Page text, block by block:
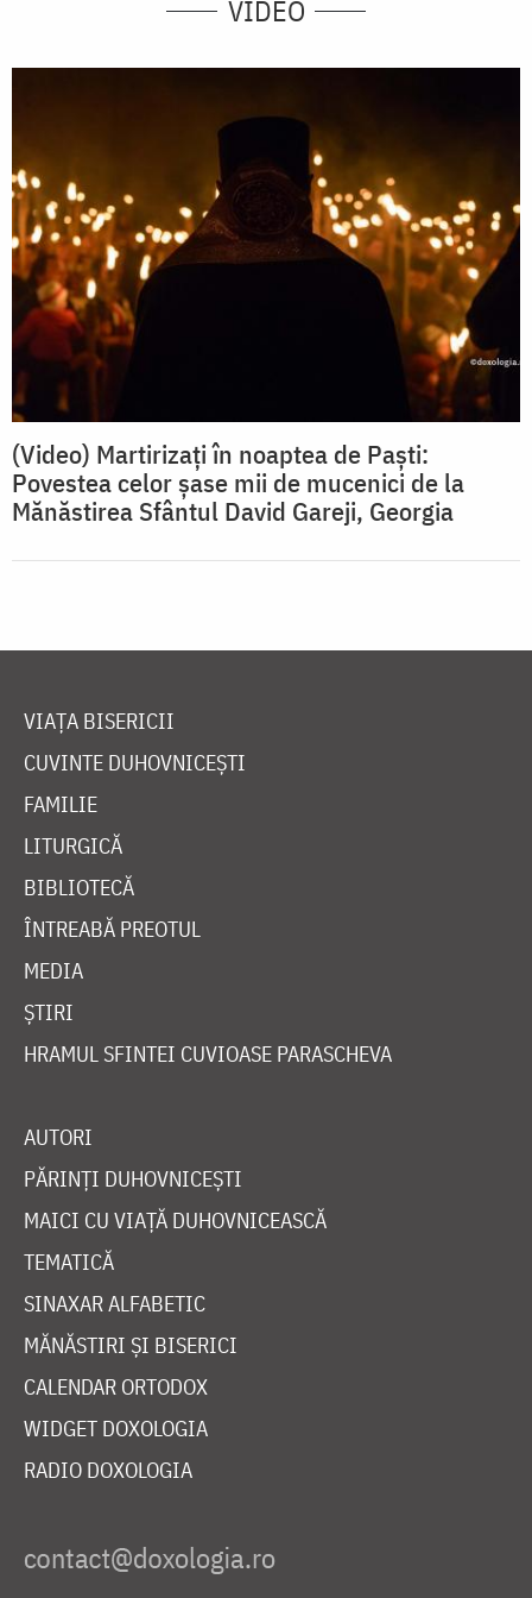
VIDEO
(Video) Martirizați în noaptea de Paști:
Povestea celor șase mii de mucenici de la
Mănăstirea Sfântul David Gareji, Georgia
VIAȚA BISERICII
CUVINTE DUHOVNICEȘTI
FAMILIE
LITURGICĂ
BIBLIOTECĂ
ÎNTREABĂ PREOTUL
MEDIA
ȘTIRI
HRAMUL SFINTEI CUVIOASE PARASCHEVA
AUTORI
PĂRINȚI DUHOVNICEȘTI
MAICI CU VIAȚĂ DUHOVNICEASCĂ
TEMATICĂ
SINAXAR ALFABETIC
MĂNĂSTIRI ȘI BISERICI
CALENDAR ORTODOX
WIDGET DOXOLOGIA
RADIO DOXOLOGIA